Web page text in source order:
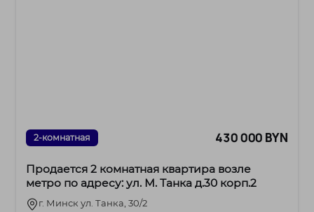
2-комнатная 430 000 BYN
Продается 2 комнатная квартира возле
метро по адресу: ул. М. Танка д.30 корп.2
г. Минск ул. Танка, 30/2